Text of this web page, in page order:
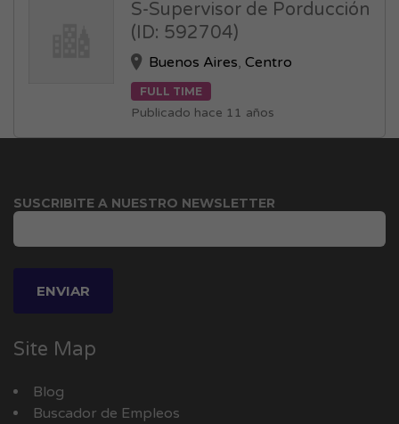
S-Supervisor de Porducción
(ID: 592704)
Buenos Aires,Centro
FULL TIME
Publicado hace 11 años
SUSCRIBITE A NUESTRO NEWSLETTER
Site Map
Blog
Buscador de Empleos